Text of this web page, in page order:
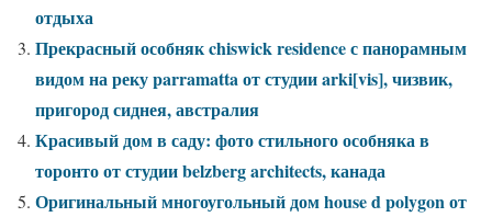
отдыха
Прекрасный особняк chiswick residence с панорамным
видом на реку parramatta от студии arki[vis], чизвик,
пригород сиднея, австралия
Красивый дом в саду: фото стильного особняка в
торонто от студии belzberg architects, канада
Оригинальный многоугольный дом house d polygon от